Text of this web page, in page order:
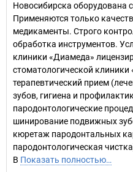
Новосибирска оборудована
Применяются только
медикаменты. Строго
обработка инструментов.
клиники «Диамеда»
стоматологической
терапевтический прием
зубов, гигиена и
пародонтологические
шинирование подвижных
кюретаж пародонтальных
пародонтологическая
В Показать полностью…